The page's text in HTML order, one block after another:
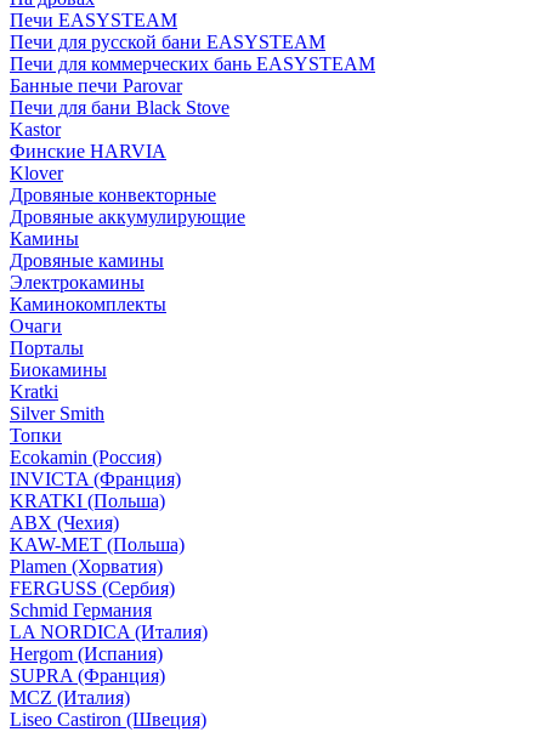
Печи EASYSTEAM
Печи для русской бани EASYSTEAM
Печи для коммерческих бань EASYSTEAM
Банные печи Parovar
Печи для бани Black Stove
Kastor
Финские HARVIA
Klover
Дровяные конвекторные
Дровяные аккумулирующие
Камины
Дровяные камины
Электрокамины
Каминокомплекты
Очаги
Порталы
Биокамины
Kratki
Silver Smith
Топки
Ecokamin (Россия)
INVICTA (Франция)
KRATKI (Польша)
ABX (Чехия)
KAW-MET (Польша)
Plamen (Хорватия)
FERGUSS (Сербия)
Schmid Германия
LA NORDICA (Италия)
Hergom (Испания)
SUPRA (Франция)
MCZ (Италия)
Liseo Castiron (Швеция)